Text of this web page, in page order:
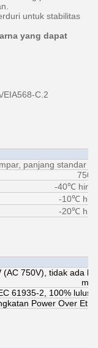
untuk stabilitas
yang dapat
EIA568-C.2
panjang standar
750
-40℃
-10℃
-20℃
(AC 750V), tidak ada
61935-2, 100% lulus
Power Over